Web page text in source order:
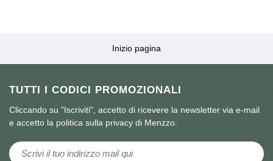
Inizio pagina
TUTTI I CODICI PROMOZIONALI
Cliccando su "Iscriviti", accetto di ricevere la newsletter via e-mail
e accetto la politica sulla privacy di Menzzo.
Iscriviti alla nostra Newsletter: